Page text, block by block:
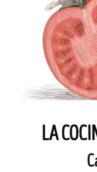
LA